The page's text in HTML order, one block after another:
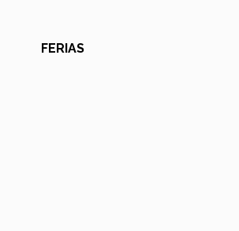
FERIAS